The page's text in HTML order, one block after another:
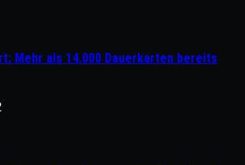
Mehr als 14.000 Dauerkarten bereits